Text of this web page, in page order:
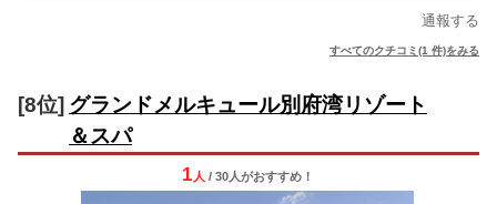
通報する
すべてのクチコミ(1 件)をみる
[8位] グランドメルキュール別府湾リゾート
＆スパ
1 人 / 30人がおすすめ！